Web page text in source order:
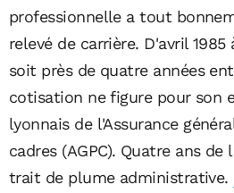
professionnelle a tout
relevé de carrière. D'avril 1985
soit près de quatre années
cotisation ne figure pour son
lyonnais de l'Assurance
cadres (AGPC). Quatre ans de
trait de plume administrative.